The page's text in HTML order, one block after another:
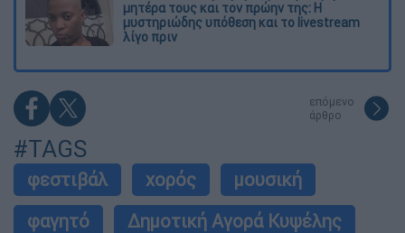
μητέρα τους και τον πρώην της: Η
μυστηριώδης υπόθεση και το livestream
λίγο πριν
επόμενο
άρθρο
#TAGS
φεστιβάλ χορός
μουσική
φαγητό
Δημοτική Αγορά Κυψέλης